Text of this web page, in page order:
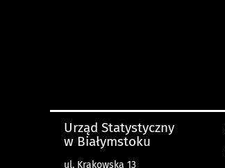
Urząd Statystyczny
w Białymstoku
ul. Krakowska 13